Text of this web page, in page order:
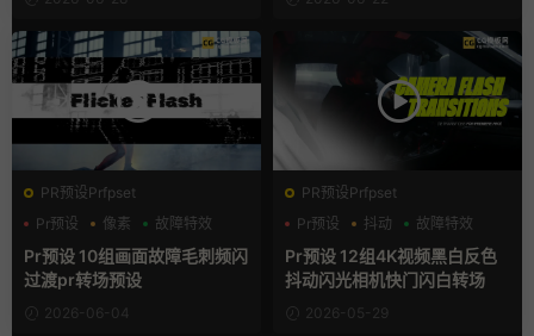
PR预设Prfpset
Pr预设
像素 故障特效
Pr预设 10组画面故障毛刺频闪
过渡pr转场预设
2026-06-04
PR预设Prfpset
Pr预设
抖动 故障特效
Pr预设 12组4K视频黑白反色
抖动闪光相机快门闪白转场
2026-05-29